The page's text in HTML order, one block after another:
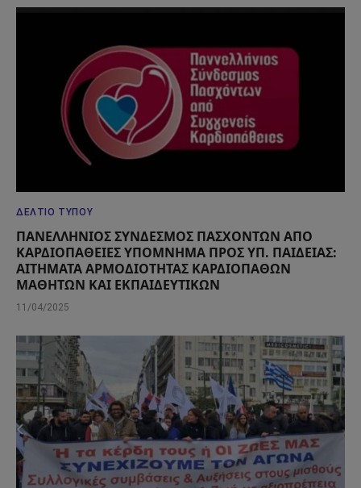
ΔΕΛΤΊΟ ΤΎΠΟΥ
ΠΑΝΕΛΛΗΝΙΟΣ ΣΥΝΔΕΣΜΟΣ ΠΑΣΧΟΝΤΩΝ ΑΠΟ
ΚΑΡΔΙΟΠΑΘΕΙΕΣ ΥΠΟΜΝΗΜΑ ΠΡΟΣ ΥΠ. ΠΑΙΔΕΙΑΣ:
ΑΙΤΗΜΑΤΑ ΑΡΜΟΔΙΟΤΗΤΑΣ ΚΑΡΔΙΟΠΑΘΩΝ
ΜΑΘΗΤΩΝ ΚΑΙ ΕΚΠΑΙΔΕΥΤΙΚΩΝ
11/04/2025